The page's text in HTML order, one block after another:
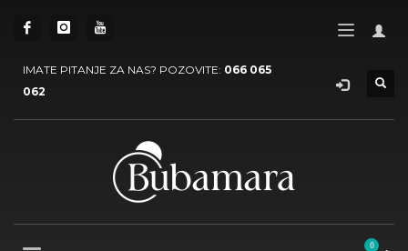
IMATE PITANJE ZA NAS? POZOVITE: 066 065
062